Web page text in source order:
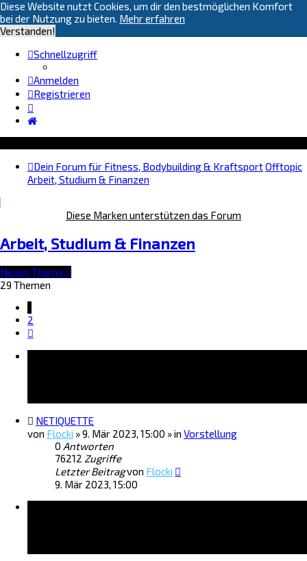
Diese Website nutzt Cookies, um dir den bestmöglichen Komfort
bei der Nutzung zu bieten. Mehr erfahren
Verstanden!
Schnellzugriff
Anmelden
Registrieren
Dein Forum für Fitness, Bodybuilding & KraftsportOfftopic
Arbeit, Studium & Finanzen
Diese Marken unterstützen das Forum
Arbeit, Studium & Finanzen
Neues Thema
29 Themen
2
NETIQUETTE
von Flocki »9. Mär 2023, 15:00 » in Vorstellung
0 Antworten
76212 Zugriffe
Letzter Beitragvon Flocki
9. Mär 2023, 15:00